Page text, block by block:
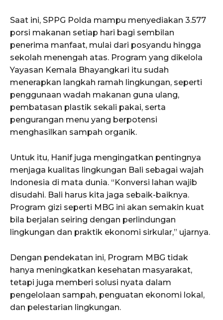
Saat ini, SPPG Polda mampu menyediakan 3.577
porsi makanan setiap hari bagi sembilan
penerima manfaat, mulai dari posyandu hingga
sekolah menengah atas. Program yang dikelola
Yayasan Kemala Bhayangkari itu sudah
menerapkan langkah ramah lingkungan, seperti
penggunaan wadah makanan guna ulang,
pembatasan plastik sekali pakai, serta
pengurangan menu yang berpotensi
menghasilkan sampah organik.
Untuk itu, Hanif juga mengingatkan pentingnya
menjaga kualitas lingkungan Bali sebagai wajah
Indonesia di mata dunia. “Konversi lahan wajib
disudahi. Bali harus kita jaga sebaik-baiknya.
Program gizi seperti MBG ini akan semakin kuat
bila berjalan seiring dengan perlindungan
lingkungan dan praktik ekonomi sirkular,” ujarnya.
Dengan pendekatan ini, Program MBG tidak
hanya meningkatkan kesehatan masyarakat,
tetapi juga memberi solusi nyata dalam
pengelolaan sampah, penguatan ekonomi lokal,
dan pelestarian lingkungan.